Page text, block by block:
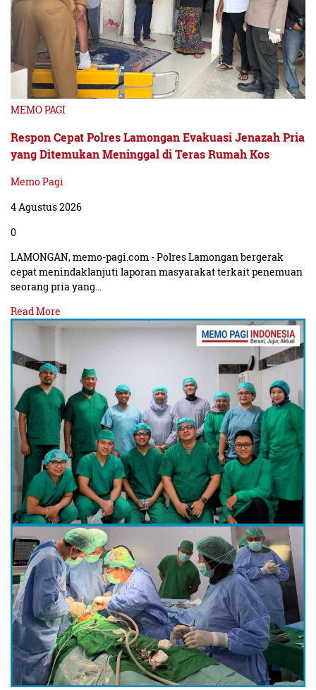
MEMO PAGI
Respon Cepat Polres Lamongan Evakuasi Jenazah Pria
yang Ditemukan Meninggal di Teras Rumah Kos
Memo Pagi
4 Agustus 2026
0
LAMONGAN, memo-pagi.com - Polres Lamongan bergerak
cepat menindaklanjuti laporan masyarakat terkait penemuan
seorang pria yang…
Read More